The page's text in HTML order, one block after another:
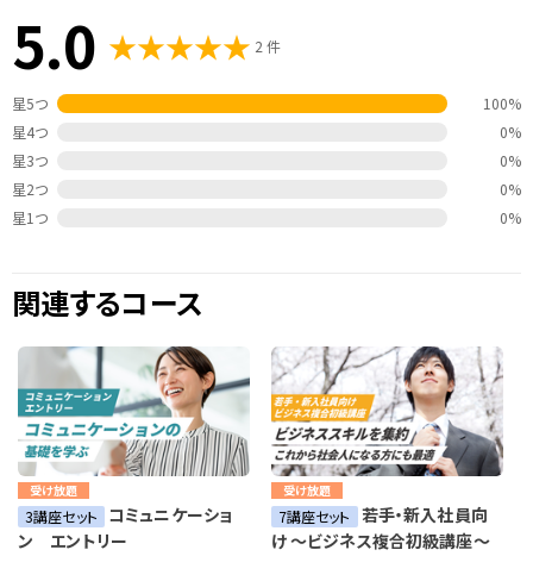
5.0 2 件
星5つ
100%
星4つ
0%
星3つ
0%
星2つ
0%
星1つ
0%
関連するコース
受け放題
3講座セット コミュニケーショ
ン エントリー
受け放題
7講座セット 若手・新入社員向
け ～ビジネス複合初級講座～